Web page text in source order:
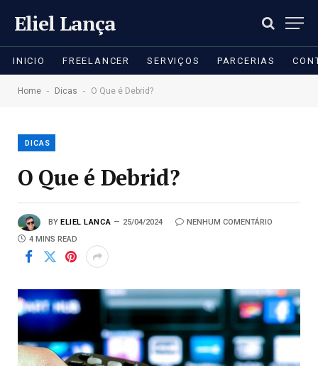
Eliel Lança
INICIO FREELANCER SERVIÇOS PARCERIAS
Home - Dicas - O Que é Debrid?
DICAS
O Que é Debrid?
BY ELIEL LANCA 25/04/2024
NENHUM COMENTÁRIO
4 MINS READ